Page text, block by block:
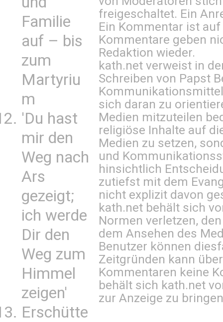
Familie
auf – bis
zum
Martyriu
m
'Du hast
mir den
Weg nach
Ars
gezeigt;
ich werde
Dir den
Weg zum
Himmel
zeigen'
Erschütte
freigeschaltet. Ein
Ein Kommentar ist
Kommentare geben
Redaktion wieder.
kath.net verweist in
Schreiben von Papst
sich daran zu
Medien mitzuteilen
religiöse Inhalte auf
Medien zu setzen,
und
hinsichtlich
zutiefst mit dem
nicht explizit davon
kath.net behält sich
Normen verletzen,
dem Ansehen des
Benutzer können
Zeitgründen kann
Kommentaren keine
behält sich kath.net
zur Anzeige zu